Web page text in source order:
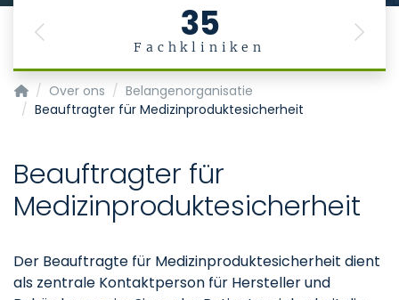
35
Fachkliniken
Previous Next
Startpagina
Over ons
Belangenorganisatie
Beauftragter für Medizinproduktesicherheit
Beauftragter für
Medizinproduktesicherheit
Der Beauftragte für Medizinproduktesicherheit dient
als zentrale Kontaktperson für Hersteller und